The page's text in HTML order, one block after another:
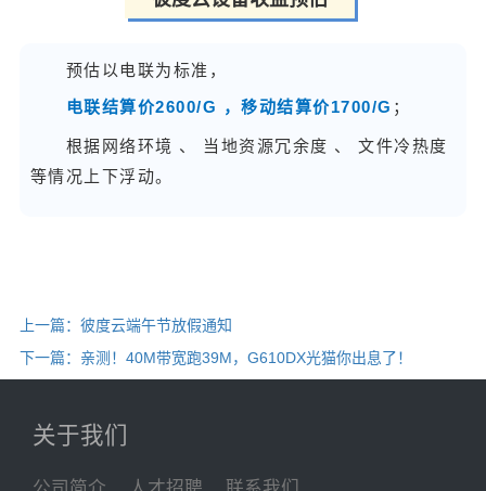
预估以电联为标准，
电联结算价2600/G ，移动结算价1700/G ；
根据网络环境 、 当地资源冗余度 、 文件冷热度
等情况上下浮动。
上一篇：彼度云端午节放假通知
下一篇：亲测！40M带宽跑39M，G610DX光猫你出息了！
关于我们